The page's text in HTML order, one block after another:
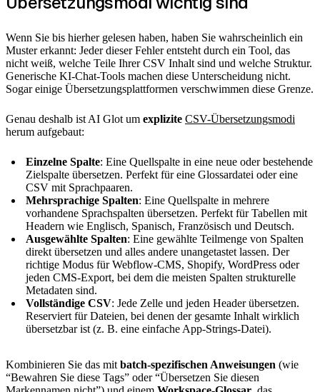
Wenn Sie bis hierher gelesen haben, haben Sie wahrscheinlich ein
Muster erkannt: Jeder dieser Fehler entsteht durch ein Tool, das
nicht weiß, welche Teile Ihrer CSV Inhalt sind und welche Struktur.
Generische KI-Chat-Tools machen diese Unterscheidung nicht.
Sogar einige Übersetzungsplattformen verschwimmen diese Grenze.
Genau deshalb ist AI Glot um explizite CSV-Übersetzungsmodi
herum aufgebaut:
Einzelne Spalte: Eine Quellspalte in eine neue oder bestehende
Zielspalte übersetzen. Perfekt für eine Glossardatei oder eine
CSV mit Sprachpaaren.
Mehrsprachige Spalten: Eine Quellspalte in mehrere
vorhandene Sprachspalten übersetzen. Perfekt für Tabellen mit
Headern wie Englisch, Spanisch, Französisch und Deutsch.
Ausgewählte Spalten: Eine gewählte Teilmenge von Spalten
direkt übersetzen und alles andere unangetastet lassen. Der
richtige Modus für Webflow-CMS, Shopify, WordPress oder
jeden CMS-Export, bei dem die meisten Spalten strukturelle
Metadaten sind.
Vollständige CSV: Jede Zelle und jeden Header übersetzen.
Reserviert für Dateien, bei denen der gesamte Inhalt wirklich
übersetzbar ist (z. B. eine einfache App-Strings-Datei).
Kombinieren Sie das mit batch-spezifischen Anweisungen (wie
“Bewahren Sie diese Tags” oder “Übersetzen Sie diesen